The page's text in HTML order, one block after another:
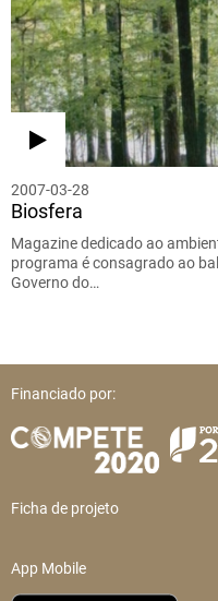
2007-03-28
Biosfera
Magazine dedicado ao
programa é consagrado ao
Governo do…
Financiado por:
Ficha de projeto
App Mobile